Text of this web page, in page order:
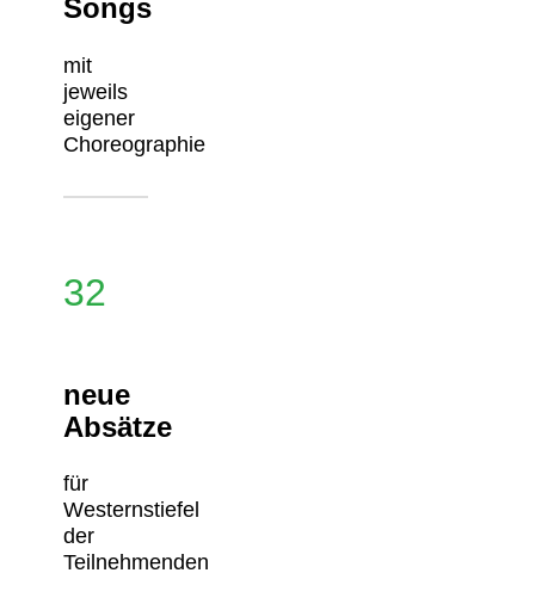
Songs
mit
jeweils
eigener
Choreographie
32
neue
Absätze
für
Westernstiefel
der
Teilnehmenden